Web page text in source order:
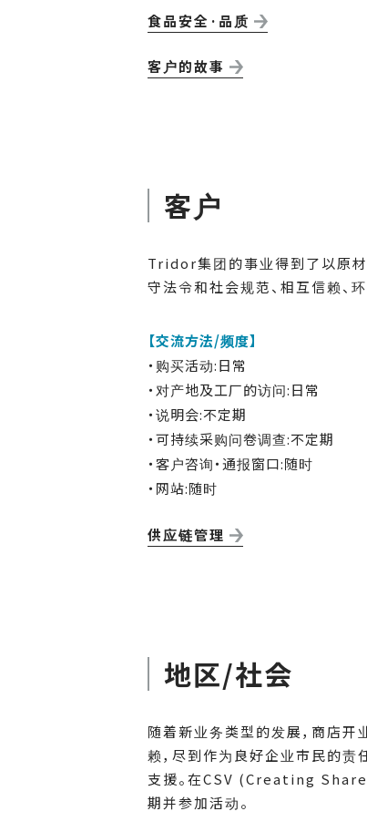
食品安全·品质
客户的故事
客户
Tridor集团的事业得到了以原材
守法令和社会规范、相互信赖、
【交流方法/频度】
・购买活动:日常
・对产地及工厂的访问:日常
・说明会:不定期
・可持续采购问卷调查:不定期
・客户咨询・通报窗口:随时
・网站:随时
供应链管理
地区/社会
随着新业务类型的发展，商店
赖，尽到作为良好企业市民的责
支援。在CSV (Creating
期并参加活动。